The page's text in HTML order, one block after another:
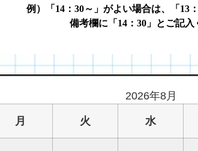
例）「14：30～」がよい場合は、
「13
備考欄に「14：30」とご記入
2026年8月
月 火 水